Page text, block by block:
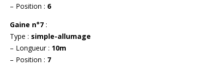
– Position : 6
Gaine n°7 :
Type : simple-allumage
– Longueur : 10m
– Position : 7